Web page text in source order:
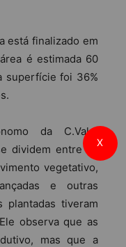
está finalizado em
é estimada 60
superfície foi 36%
da C.Vale,
dividem entre as
vegetativo,
e outras
plantadas tiveram
observa que as
mas que a
X